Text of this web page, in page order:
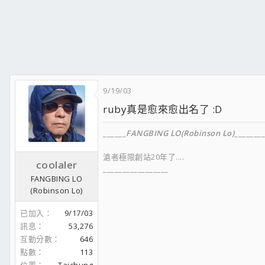
coolaler
FANGBING LO
(Robinson Lo)
已加入
9/17/03
訊息
53,276
互動分數
646
點數
113
9/19/03
ruby真是愈來愈出名了 :D
FANGBING LO(Robinson Lo)
滄者極限創站20年了....